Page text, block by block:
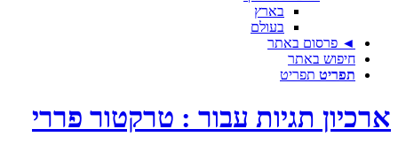
בארץ
בעולם
◄ פרסום באתר
חיפוש באתר
תפריט תפריט
ארכיון תגיות עבור : טרקטור פררי